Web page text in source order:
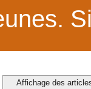
Affichage des